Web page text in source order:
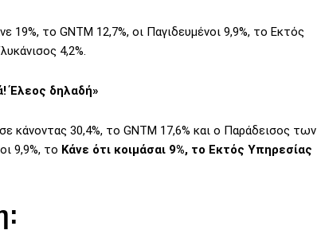
το GNTM 12,7%, οι Παγιδευμένοι 9,9%, το Εκτός
4,2%.
Έλεος δηλαδή»
κάνοντας 30,4%, το GNTM 17,6% και ο Παράδεισος των
9,9%, το Κάνε ότι κοιμάσαι 9%, το Εκτός Υπηρεσίας